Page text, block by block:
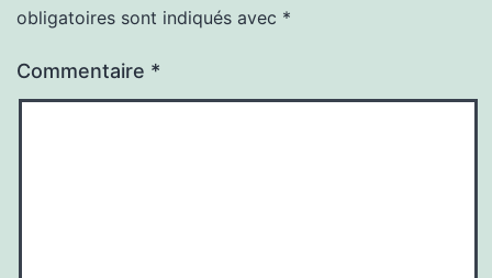
obligatoires sont indiqués avec *
Commentaire *